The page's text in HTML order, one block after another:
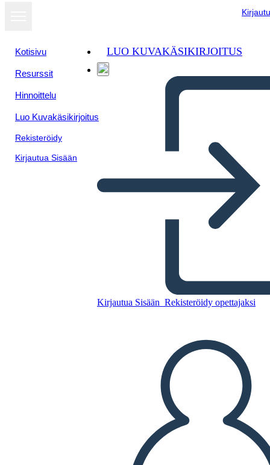
Kotisivu
Resurssit
Hinnoittelu
Luo Kuvakäsikirjoitus
Rekisteröidy
Kirjautua Sisään
LUO KUVAKÄSIKIRJOITUS
Kirjautua Sisään Rekisteröidy opettajaksi
Kopioi tämä kuvakäsikirjoitus
LUO KUVAKÄSIKIRJOITUS
TOISTA DIAESITYS
LUE MINULLE